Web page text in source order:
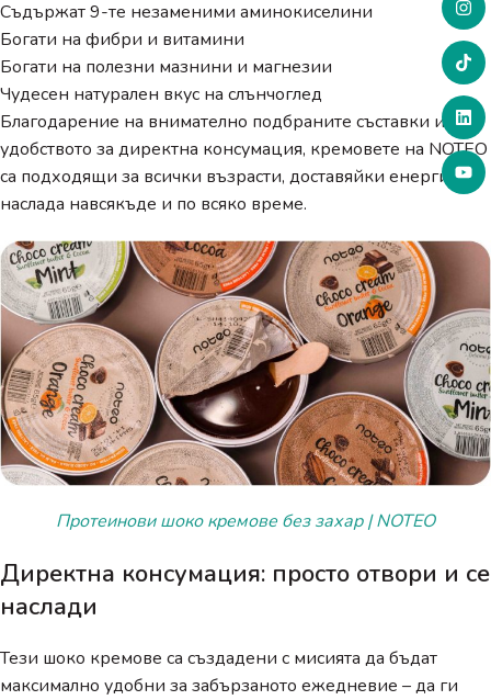
Съдържат 9-те незаменими аминокиселини
Богати на фибри и витамини
Богати на полезни мазнини и магнезии
Чудесен натурален вкус на слънчоглед
Благодарение на внимателно подбраните съставки и
удобството за директна консумация, кремовете на NOTEO
са подходящи за всички възрасти, доставяйки енергия и
наслада навсякъде и по всяко време.
Протеинови шоко кремове без захар | NOTEO
Директна консумация: просто отвори и се
наслади
Тези шоко кремове са създадени с мисията да бъдат
максимално удобни за забързаното ежедневие – да ги